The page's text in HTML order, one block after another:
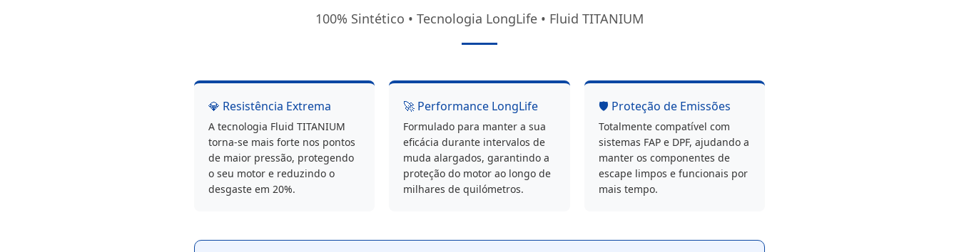
100% Sintético • Tecnologia LongLife • Fluid TITANIUM
💎 Resistência Extrema
A tecnologia Fluid TITANIUM
torna-se mais forte nos pontos
de maior pressão, protegendo
o seu motor e reduzindo o
desgaste em 20%.
🚀 Performance LongLife
Formulado para manter a sua
eficácia durante intervalos de
muda alargados, garantindo a
proteção do motor ao longo de
milhares de quilómetros.
🛡️ Proteção de Emissões
Totalmente compatível com
sistemas FAP e DPF, ajudando a
manter os componentes de
escape limpos e funcionais por
mais tempo.